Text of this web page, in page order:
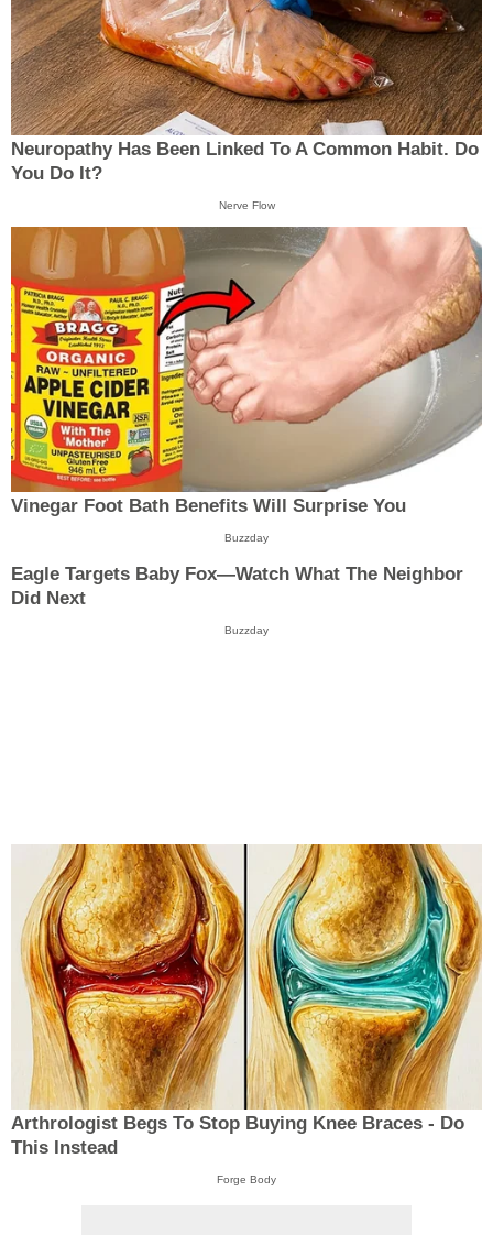
Neuropathy Has Been Linked To A Common Habit. Do
You Do It?
Nerve Flow
Vinegar Foot Bath Benefits Will Surprise You
Buzzday
Eagle Targets Baby Fox—Watch What The Neighbor
Did Next
Buzzday
Arthrologist Begs To Stop Buying Knee Braces - Do
This Instead
Forge Body